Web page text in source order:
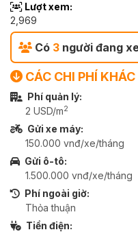
Lượt xem:
2,969
Có 3 người đang
CÁC CHI PHÍ KHÁC
Phí quản lý:
2 USD/m2
Gửi xe máy:
150.000 vnđ/xe/tháng
Gửi ô-tô:
1.500.000 vnđ/xe/tháng
Phí ngoài giờ:
Thỏa thuận
Tiền điện: